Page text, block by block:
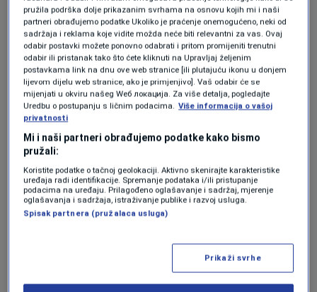
Više tema kao što je ova?
MIRKO ŠAROVIĆ MILORAD DODIK SDS SNSD VIDEO
pružila podrška dolje prikazanim svrhama na osnovu kojih mi i naši
partneri obrađujemo podatke Ukoliko je praćenje onemogućeno, neki od
sadržaja i reklama koje vidite možda neće biti relevantni za vas. Ovaj
odabir postavki možete ponovno odabrati i pritom promijeniti trenutni
odabir ili pristanak tako što ćete kliknuti na Upravljaj željenim
postavkama link na dnu ove web stranice [ili plutajuću ikonu u donjem
lijevom dijelu web stranice, ako je primjenjivo]. Vaš odabir će se
mijenjati u okviru našeg Wеб локација. Za više detalja, pogledajte
Uredbu o postupanju s ličnim podacima. Više informacija o vašoj
privatnosti
Mi i naši partneri obrađujemo podatke kako bismo
pružali:
Koristite podatke o tačnoj geolokaciji. Aktivno skenirajte karakteristike
uređaja radi identifikacije. Spremanje podataka i/ili pristupanje
podacima na uređaju. Prilagođeno oglašavanje i sadržaj, mjerenje
oglašavanja i sadržaja, istraživanje publike i razvoj usluga.
Spisak partnera (pružalaca usluga)
Prikaži svrhe